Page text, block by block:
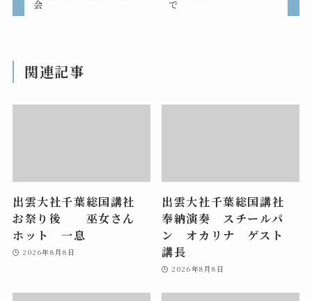
会
で
関連記事
出雲大社千葉総国講社
お祭り後 巫女さん
ホット 一息
2026年8月8日
出雲大社千葉総国講社
奉納演奏 スチールパ
ン オカリナ ゲスト
講長
2026年8月8日